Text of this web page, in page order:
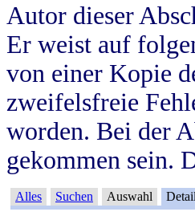
Autor dieser
Er weist auf
von einer Kopie
zweifelsfreie
worden. Bei der
gekommen sein.
Alles Suchen Auswahl Detail